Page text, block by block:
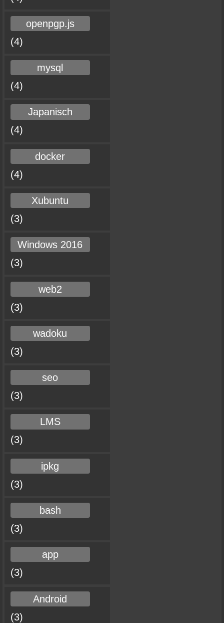
openpgp.js
(4)
mysql
(4)
Japanisch
(4)
docker
(4)
Xubuntu
(3)
Windows 2016
(3)
web2
(3)
wadoku
(3)
seo
(3)
LMS
(3)
ipkg
(3)
bash
(3)
app
(3)
Android
(3)